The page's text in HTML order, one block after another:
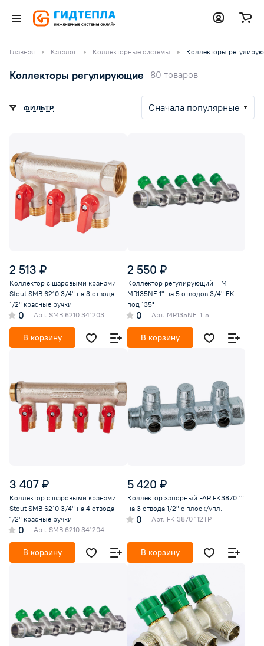
Главная Каталог Коллекторные системы Коллекторы
Коллекторы регулирующие 80 товаров
ФИЛЬТР Сначала популярные
2 513 ₽
Коллектор с шаровыми кранами
Stout SMB 6210 3/4" на 3 отвода
1/2" красные ручки
0 Арт. SMB 6210 341203
В корзину
2 550 ₽
Коллектор регулирующий TiM
MR135NE 1" на 5 отводов 3/4" ЕК
под 135°
0 Арт. MR135NE-1-5
В корзину
3 407 ₽
Коллектор с шаровыми кранами
Stout SMB 6210 3/4" на 4 отвода
1/2" красные ручки
0 Арт. SMB 6210 341204
В корзину
5 420 ₽
Коллектор запорный FAR FK3870 1"
на 3 отвода 1/2" с плоск/упл.
0 Арт. FK 3870 112TP
В корзину